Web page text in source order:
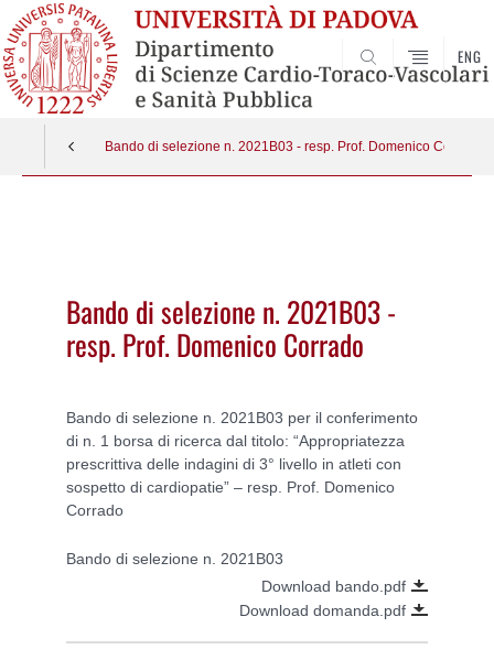
SEARCH
ENG
Bando di selezione n. 2021B03 - resp. Prof. Domenico Corrado
Bando di selezione n. 2021B03 -
resp. Prof. Domenico Corrado
Bando di selezione n. 2021B03 per il conferimento
di n. 1 borsa di ricerca dal titolo: “Appropriatezza
prescrittiva delle indagini di 3° livello in atleti con
sospetto di cardiopatie” – resp. Prof. Domenico
Corrado
Bando di selezione n. 2021B03
Download bando.pdf
Download domanda.pdf